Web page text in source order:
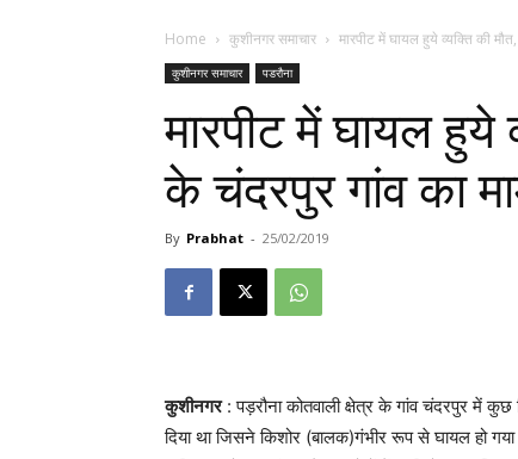
Home कुशीनगर समाचार मारपीट में घायल हुये व्यक्ति की
कुशीनगर समाचार पडरौना
मारपीट में घायल हुये
के चंदरपुर गांव का
By Prabhat - 25/02/2019
कुशीनगर: पड़रौना कोतवाली क्षेत्र के गांव चंदरपुर में कुछ
दिया था जिसने किशोर (बालक)गंभीर रूप से घायल हो